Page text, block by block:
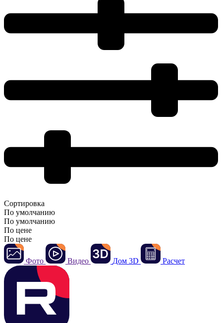
Сортировка
По умолчанию
По умолчанию
По цене
По цене
Фото Видео Дом 3D Расчет